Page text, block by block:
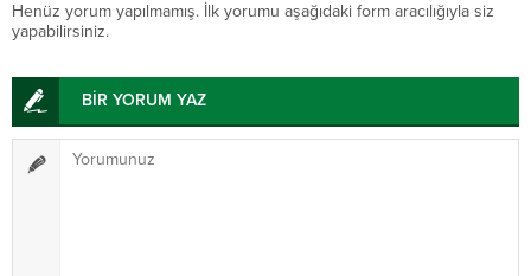
Henüz yorum yapılmamış. İlk yorumu aşağıdaki form aracılığıyla siz
yapabilirsiniz.
BİR YORUM YAZ